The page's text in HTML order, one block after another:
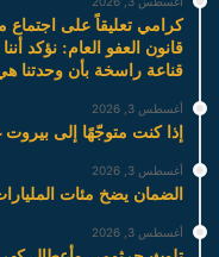
كرامي تعليقاً على
قانون العفو العام: نؤكد
قناعة راسخة بأن وحدتنا
أغسطس 3, 2026
إذا كنت متوجّهًا إلى بيروت
أغسطس 3, 2026
الضمان يضخ مئات
أغسطس 3, 2026